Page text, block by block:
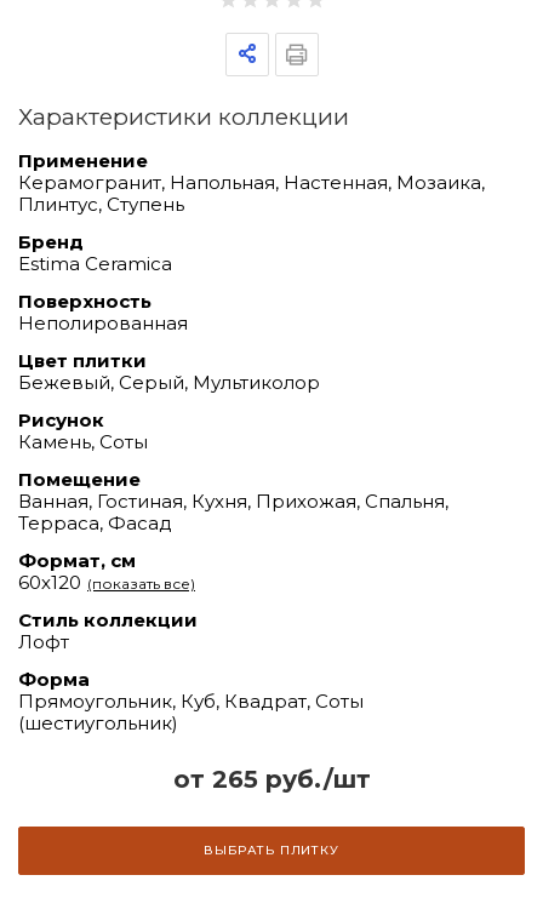
от 265 руб./шт
ВЫБРАТЬ ПЛИТКУ
Характеристики коллекции
Применение
Керамогранит, Напольная, Настенная, Мозаика,
Плинтус, Ступень
Бренд
Estima Ceramica
Поверхность
Неполированная
Цвет плитки
Бежевый, Серый, Мультиколор
Рисунок
Камень, Соты
Помещение
Ванная, Гостиная, Кухня, Прихожая, Спальня,
Терраса, Фасад
Формат, см
60х120 (показать все)
Стиль коллекции
Лофт
Форма
Прямоугольник, Куб, Квадрат, Соты
(шестиугольник)